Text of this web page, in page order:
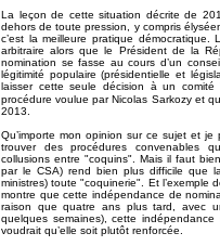
La leçon de cette situation décrite de
dehors de toute pression, y compris
c’est la meilleure pratique
arbitraire alors que le Président de la
nomination se fasse au cours d’un
légitimité populaire (présidentielle et
laisser cette seule décision à un
procédure voulue par Nicolas Sarkozy et
2013.
Qu’importe mon opinion sur ce sujet et je
trouver des procédures convenables
collusions entre "coquins". Mais il faut
par le CSA) rend bien plus difficile que
ministres) toute "coquinerie". Et l’exemple
montre que cette indépendance de
raison que quatre ans plus tard, avec
quelques semaines), cette
voudrait qu’elle soit plutôt renforcée.